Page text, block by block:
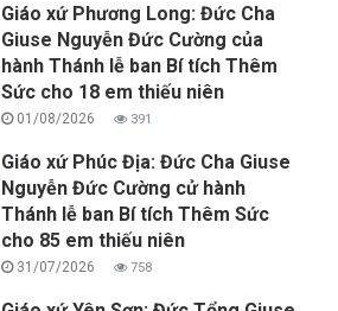
Giáo xứ Phương Long: Đức Cha
Giuse Nguyễn Đức Cường của
hành Thánh lễ ban Bí tích Thêm
Sức cho 18 em thiếu niên
01/08/2026 391
Giáo xứ Phúc Địa: Đức Cha Giuse
Nguyễn Đức Cường cử hành
Thánh lễ ban Bí tích Thêm Sức
cho 85 em thiếu niên
31/07/2026 758